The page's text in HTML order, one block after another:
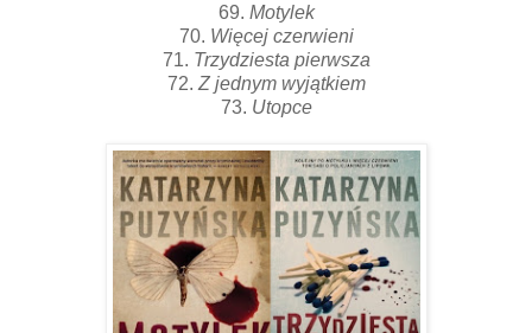
69. Motylek
70. Więcej czerwieni
71. Trzydziesta pierwsza
72. Z jednym wyjątkiem
73. Utopce